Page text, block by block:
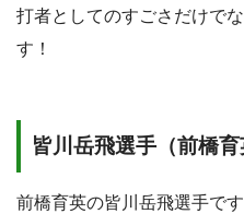
打者としてのすごさだけで
す！
皆川岳飛選手（前橋育
前橋育英の皆川岳飛選手です